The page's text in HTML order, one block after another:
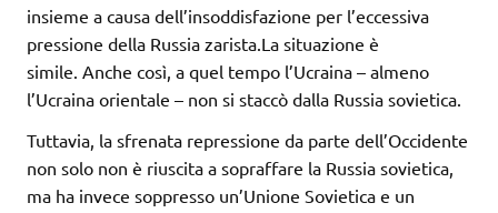
insieme a causa dell’insoddisfazione per l’eccessiva
pressione della Russia zarista.La situazione è
simile. Anche così, a quel tempo l’Ucraina – almeno
l’Ucraina orientale – non si staccò dalla Russia sovietica.
Tuttavia, la sfrenata repressione da parte dell’Occidente
non solo non è riuscita a sopraffare la Russia sovietica,
ma ha invece soppresso un’Unione Sovietica e un